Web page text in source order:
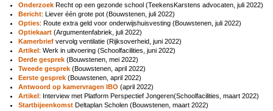
Onderzoek Recht op een gezonde school (TeekensKarstens advocaten, juli 2022)
Bericht: Liever één grote pot (Bouwstenen, juli 2022)
Opties: Route extra geld voor onderwijshuisvesting (Bouwstenen, juli 2022)
Optiekaart (Argumentenfabriek, juli 2022)
Kamerbrief vervolg ventilatie (Rijksoverheid, juni 2022)
Artikel: Werk in uitvoering (Schoolfacilities, juni 2022)
Derde gesprek (Bouwstenen, mei 2022)
Tweede gesprek (Bouwstenen, april 2022)
Eerste gesprek (Bouwstenen, april 2022)
Antwoord op kamervragen IBO (april 2022)
Artikel: Interview met Platform Perspectief Jongeren(Schoolfacilities, maart 2022)
Startbijeenkomst Deltaplan Scholen (Bouwstenen, maart 2022)